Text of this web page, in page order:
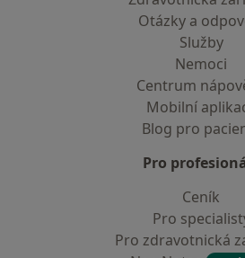
Otázky a
Služby
Nemoci
Centrum
Mobilní
Blog pro
Pro
Ceník
Pro
Pro zdravotnická